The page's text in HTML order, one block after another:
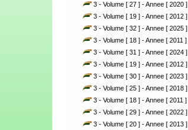
3 - Volume [ 27 ] - Annee [ 2020 ]
3 - Volume [ 19 ] - Annee [ 2012 ]
3 - Volume [ 32 ] - Annee [ 2025 ]
3 - Volume [ 18 ] - Annee [ 2011 ]
3 - Volume [ 31 ] - Annee [ 2024 ]
3 - Volume [ 19 ] - Annee [ 2012 ]
3 - Volume [ 30 ] - Annee [ 2023 ]
3 - Volume [ 25 ] - Annee [ 2018 ]
3 - Volume [ 18 ] - Annee [ 2011 ]
3 - Volume [ 29 ] - Annee [ 2022 ]
3 - Volume [ 20 ] - Annee [ 2013 ]